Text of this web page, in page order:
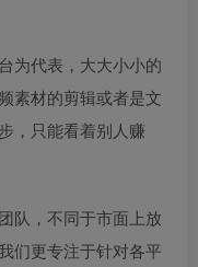
为代表，大大小小的
素材的剪辑或者是文
，只能看着别人赚
队，不同于市面上放
们更专注于针对各平